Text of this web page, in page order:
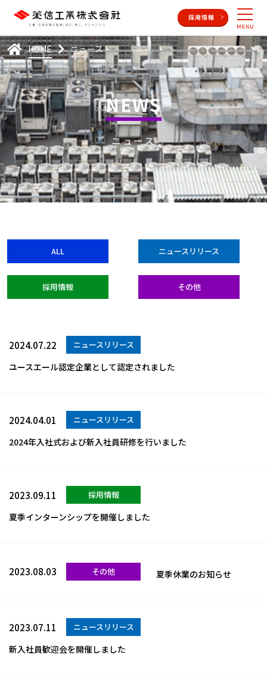
HOME ニュース
NEWS
ニュース
ALL ニュースリリース
採用情報 その他
2024.07.22 ニュースリリース
ユースエール認定企業として認定されました
2024.04.01 ニュースリリース
2024年入社式および新入社員研修を行いました
2023.09.11 採用情報
夏季インターンシップを開催しました
2023.08.03 その他 夏季休業のお知らせ
2023.07.11 ニュースリリース
新入社員歓迎会を開催しました